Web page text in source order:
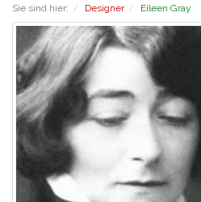
Sie sind hier: Designer Eileen Gray